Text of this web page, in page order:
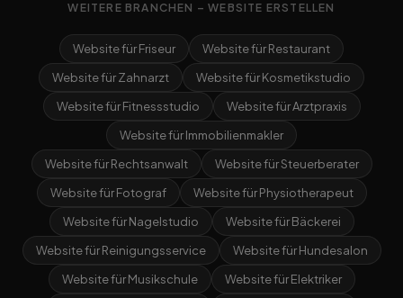
WEITERE BRANCHEN – WEBSITE ERSTELLEN
Website für Friseur
Website für Restaurant
Website für Zahnarzt
Website für Kosmetikstudio
Website für Fitnessstudio
Website für Arztpraxis
Website für Immobilienmakler
Website für Rechtsanwalt
Website für Steuerberater
Website für Fotograf
Website für Physiotherapeut
Website für Nagelstudio
Website für Bäckerei
Website für Reinigungsservice
Website für Hundesalon
Website für Musikschule
Website für Elektriker